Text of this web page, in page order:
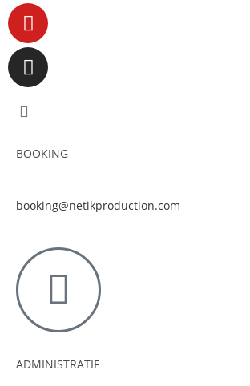
BOOKING
booking@netikproduction.com
ADMINISTRATIF